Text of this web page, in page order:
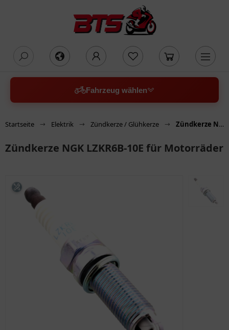
Fahrzeug wählen
Startseite Elektrik Zündkerze / Glühkerze Zündkerze NGK LZKR6B-10E für Motorräder
Zündkerze NGK LZKR6B-10E für Motorräder